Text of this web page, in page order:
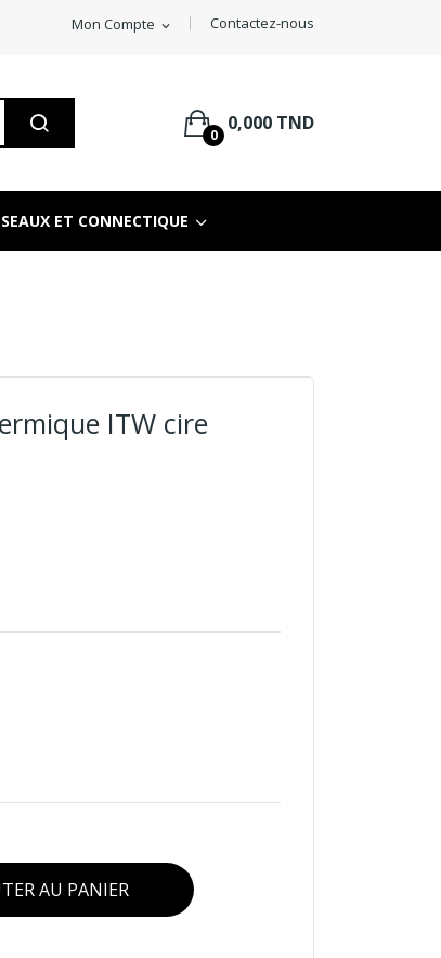
Contactez-nous
Mon Compte expand_more
0
0,000 TND
ET CONNECTIQUE
ITW cire
AU PANIER